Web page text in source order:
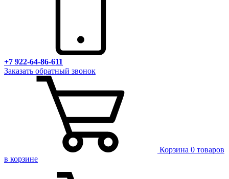
+7 922-64-86-611
Заказать обратный звонок
Корзина 0 товаров
в корзине